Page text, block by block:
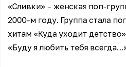
«Сливки» – женская поп-
2000-м году. Группа стала
хитам «Куда уходит
«Буду я любить тебя